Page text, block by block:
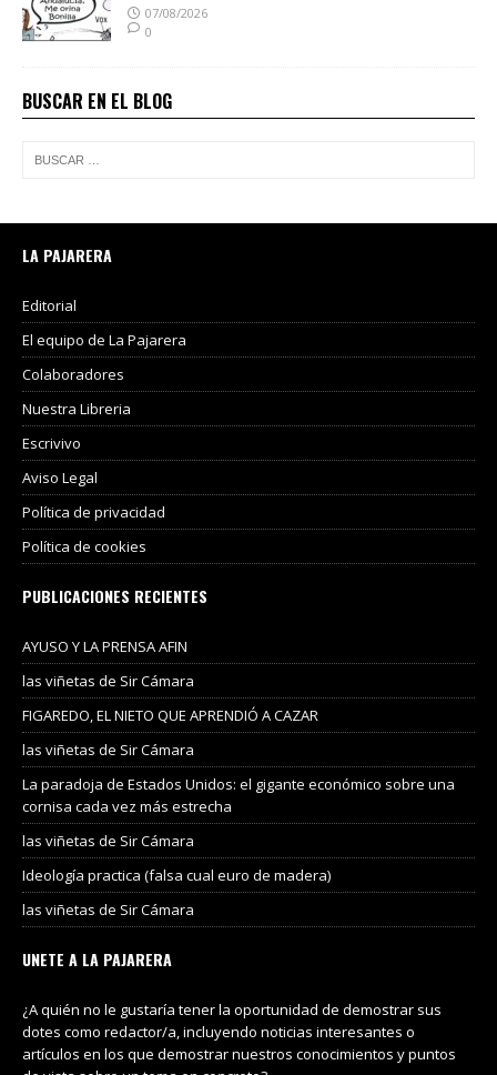
07/08/2026
0
BUSCAR EN EL BLOG
LA PAJARERA
Editorial
El equipo de La Pajarera
Colaboradores
Nuestra Libreria
Escrivivo
Aviso Legal
Política de privacidad
Política de cookies
PUBLICACIONES RECIENTES
AYUSO Y LA PRENSA AFIN
las viñetas de Sir Cámara
FIGAREDO, EL NIETO QUE APRENDIÓ A CAZAR
las viñetas de Sir Cámara
La paradoja de Estados Unidos: el gigante económico sobre una
cornisa cada vez más estrecha
las viñetas de Sir Cámara
Ideología practica (falsa cual euro de madera)
las viñetas de Sir Cámara
UNETE A LA PAJARERA
¿A quién no le gustaría tener la oportunidad de demostrar sus
dotes como redactor/a, incluyendo noticias interesantes o
artículos en los que demostrar nuestros conocimientos y puntos